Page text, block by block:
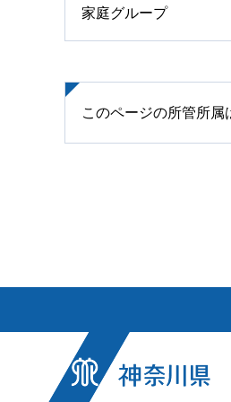
家庭グループ
このページの所管所属